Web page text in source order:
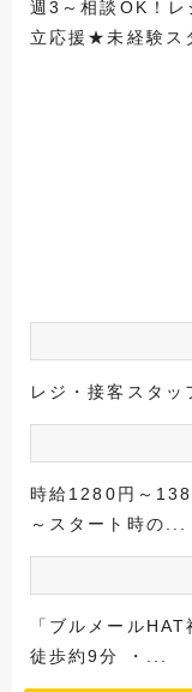
週3～相談OK！
立応援★未経験ス
レジ・接客スタッ
時給1280円～
～スタート時の...
「ブルメール
徒歩約9分 ・...